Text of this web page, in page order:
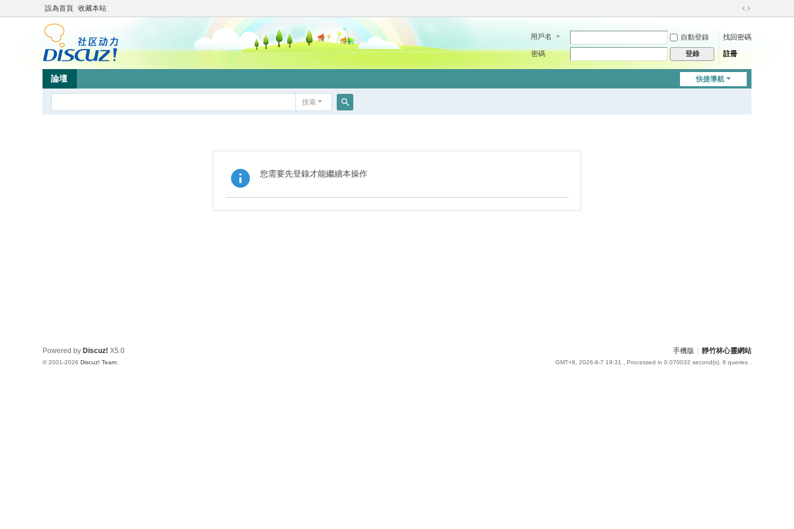
設為首頁 收藏本站
切
到
用戶名 自動登錄
找回密碼
密碼
登錄 註冊
快捷導航
論壇
搜索
您需要先登錄才能繼續本操作
手機版 靜竹林心靈網站
GMT+8, 2026-8-7 19:31 , Processed in 0.070032 second(s), 8 queries .
Powered by Discuz! X5.0
© 2001-2026 Discuz! Team